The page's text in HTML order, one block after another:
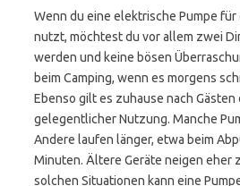
Wenn du eine elektrische Pumpe
nutzt, möchtest du vor allem zwei
werden und keine bösen
beim Camping, wenn es morgens
Ebenso gilt es zuhause nach Gästen
gelegentlicher Nutzung. Manche
Andere laufen länger, etwa beim
Minuten. Ältere Geräte neigen eher
solchen Situationen kann eine